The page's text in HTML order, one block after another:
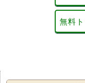
無料